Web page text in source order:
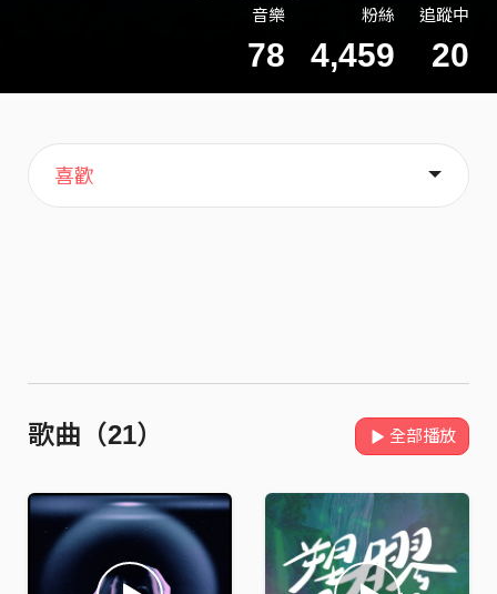
音樂
78
粉絲
4,459
追蹤中
20
主頁
音樂
喜歡
關於
歌曲（21） 全部播放